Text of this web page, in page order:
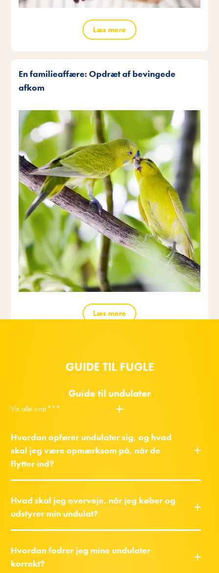
Læs mere
En familieaffære: Opdræt af bevingede
afkom
Læs mere
GUIDE TIL FUGLE
Guide til undulater
Vis alle svar***
Hvordan opfører undulater sig, og hvad
skal jeg være opmærksom på, når de
flytter ind?
Hvad skal jeg overveje, når jeg køber og
udstyrer min undulat?
Hvordan fodrer jeg mine undulater
korrekt?